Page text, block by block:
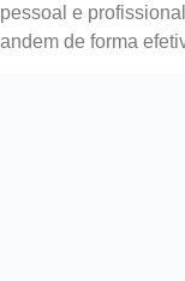
pessoal e
andem de forma